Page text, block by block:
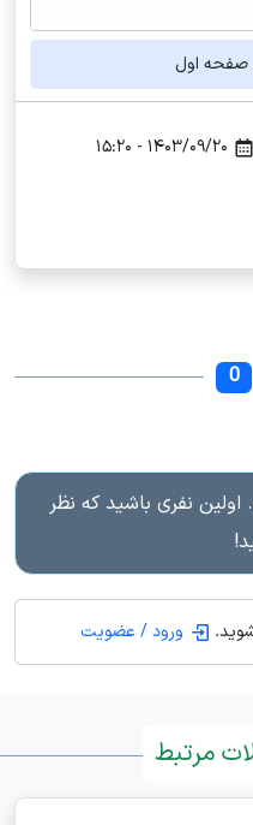
اول
۱۴۰۳/۰۹/۲۰ - ۱۵:۲۰
0
نفری باشید که نظر
ورود / عضویت
مرتبط